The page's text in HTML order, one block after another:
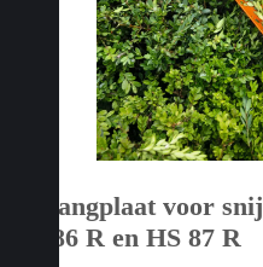
Opvangplaat voor
HS 86 R en HS 87 R